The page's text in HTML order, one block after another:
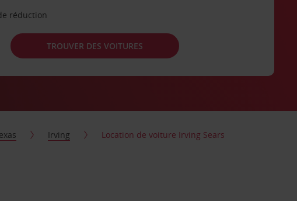
réduction
TROUVER DES VOITURES
Irving Location de voiture Irving Sears